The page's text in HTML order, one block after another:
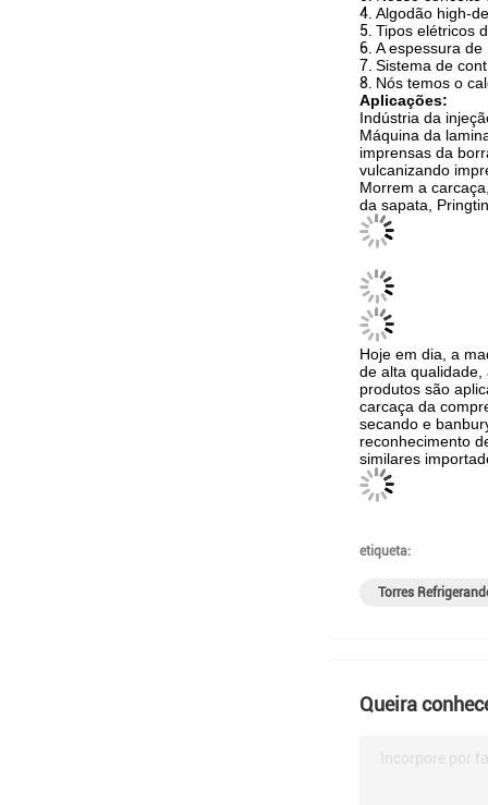
4. Algodão high-
5. Tipos elétricos
6. A espessura
7. Sistema de
8. Nós temos o
Aplicações:
Indústria da
Máquina da
imprensas da
vulcanizando
Morrem a
da sapata,
Hoje em dia, a
de alta
produtos são
carcaça da
secando e
reconhecimento
similares
etiqueta:
Torres
Queira
Incorpore por